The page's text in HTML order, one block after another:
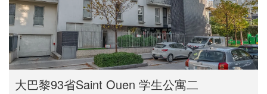
大巴黎93省Saint Ouen 学生公寓二